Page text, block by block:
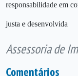
responsabilidade em
justa e desenvolvida
Assessoria de
Comentários